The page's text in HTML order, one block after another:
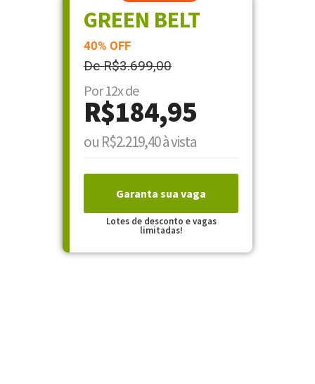
GREEN BELT
40% OFF
De R$3.699,00
Por 12x de
R$184,95
ou R$2.219,40 à vista
Garanta sua vaga
Lotes de desconto e vagas
limitadas!